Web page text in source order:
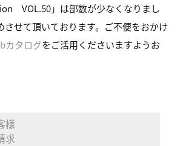
VOL.50」は部数が少なくなりまし
させて頂いております。ご不便をおかけ
カタログをご活用くださいますようお
様
求